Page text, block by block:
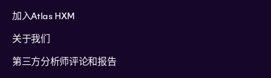
加入Atlas HXM
关于我们
第三方分析师评论和报告